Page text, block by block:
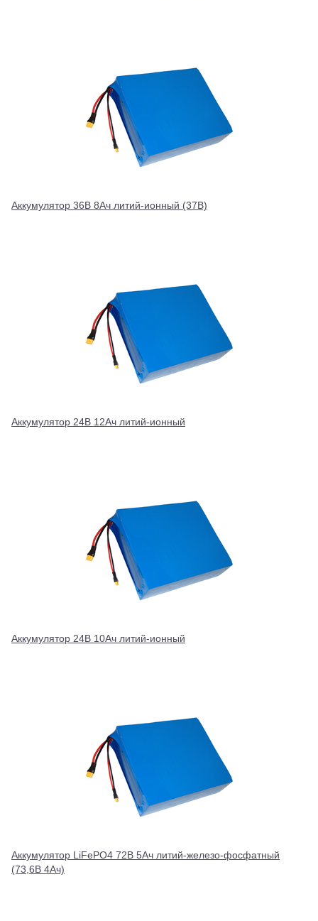
Аккумулятор 36В 8Ач литий-ионный (37В)
Аккумулятор 24В 12Ач литий-ионный
Аккумулятор 24В 10Ач литий-ионный
Аккумулятор LiFePO4 72В 5Ач литий-железо-фосфатный
(73,6В 4Ач)